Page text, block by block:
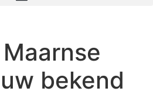
bekend